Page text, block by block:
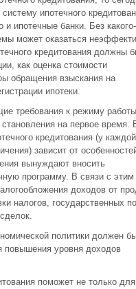
ипотечного
и ипотечные банки. Без
может оказаться
кредитования должны
как оценка стоимости
обращения взыскания на
ипотеки.
требования к режиму
становления на первое время.
кредитования (у
зависит от
вынуждают вносить
программу. В связи с этим
доходов от
налогов, государственных
политики должен
уровня доходов
поможет не только для